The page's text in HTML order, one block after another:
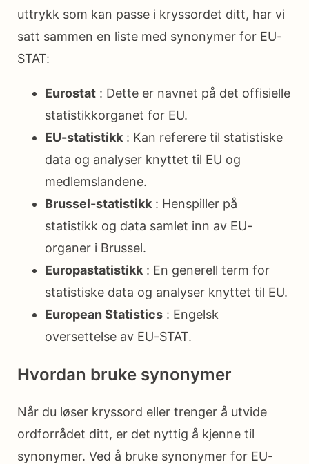
uttrykk som kan passe i kryssordet ditt, har vi
satt sammen en liste med synonymer for EU-
STAT:
Eurostat : Dette er navnet på det offisielle
statistikkorganet for EU.
EU-statistikk : Kan referere til statistiske
data og analyser knyttet til EU og
medlemslandene.
Brussel-statistikk : Henspiller på
statistikk og data samlet inn av EU-
organer i Brussel.
Europastatistikk : En generell term for
statistiske data og analyser knyttet til EU.
European Statistics : Engelsk
oversettelse av EU-STAT.
Hvordan bruke synonymer
Når du løser kryssord eller trenger å utvide
ordforrådet ditt, er det nyttig å kjenne til
synonymer. Ved å bruke synonymer for EU-